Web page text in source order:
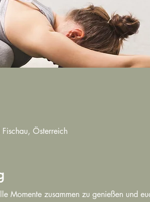
Österreich
Momente zusammen zu genießen und